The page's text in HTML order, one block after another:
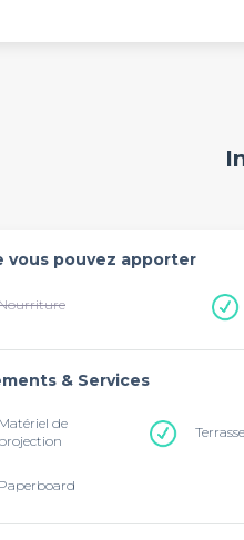
vous pouvez apporter
& Services
Matériel de
projection
Terrasse
Paperboard